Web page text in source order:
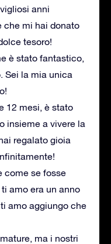
anni
che mi hai donato
tesoro!
è stato fantastico,
Sei la mia unica
12 mesi, è stato
insieme a vivere la
regalato gioia
come se fosse
amo era un anno
amo aggiungo che
ma i nostri